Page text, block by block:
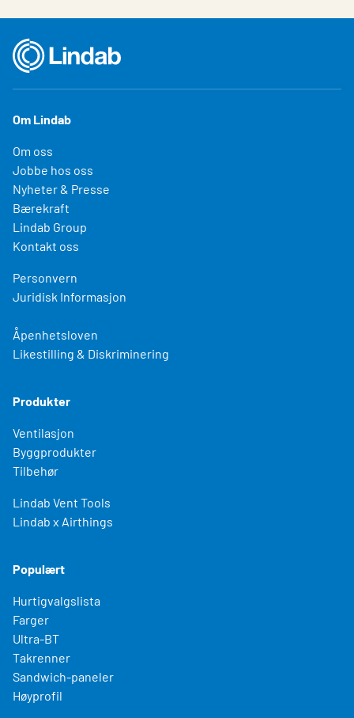
Om Lindab
Om oss
Jobbe hos oss
Nyheter & Presse
Bærekraft
Lindab Group
Kontakt oss
Personvern
Juridisk Informasjon
Åpenhetsloven
Likestilling & Diskriminering
Produkter
Ventilasjon
Byggprodukter
Tilbehør
Lindab Vent Tools
Lindab x Airthings
Populært
Hurtigvalgslista
Farger
Ultra-BT
Takrenner
Sandwich-paneler
Høyprofil